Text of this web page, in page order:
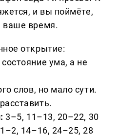
и вы поймёте,
ваше время.
открытие:
ума, а не
слов, но мало сути.
3–5, 11–13, 20–22, 30
1–2, 14–16, 24–25, 28